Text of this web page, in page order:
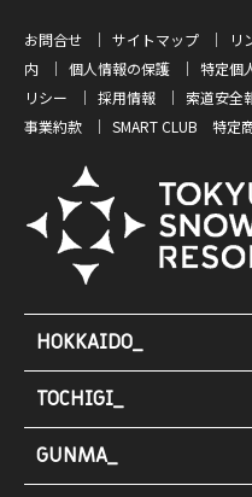
お問合せ サイトマップ リ
内
個人情報の保護 特定個
リシー
採用情報 索道安全
事業約款
SMART CLUB 特定
HOKKAIDO_
TOCHIGI_
GUNMA_